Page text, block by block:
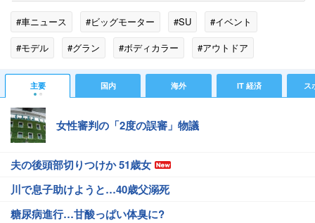
#車ニュース #ビッグモーター #SU
#イベント
#モデル
#グラン #ボディカラー
#アウトドア
#トランスミッション
#モニター #LED
#インテリア
#BOSE
#中国 #UV #インド
主要 国内 海外 IT 経済 ス
女性審判の「2度の誤審」物議
夫の後頭部切りつけか 51歳女
川で息子助けようと…40歳父溺死
糖尿病進行…甘酸っぱい体臭に?